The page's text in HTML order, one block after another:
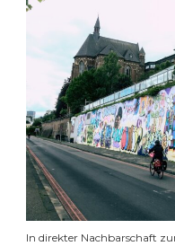
In direkter Nachbarschaft